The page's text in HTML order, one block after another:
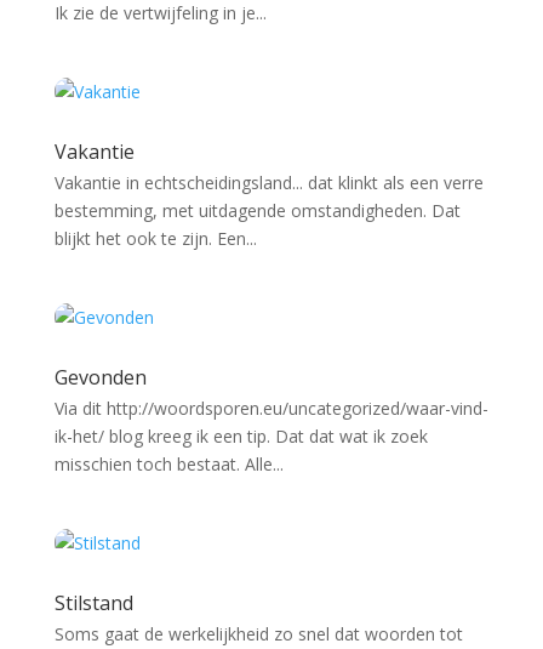
Ik zie de vertwijfeling in je...
Vakantie
Vakantie in echtscheidingsland... dat klinkt als een verre
bestemming, met uitdagende omstandigheden. Dat
blijkt het ook te zijn. Een...
Gevonden
Via dit http://woordsporen.eu/uncategorized/waar-vind-
ik-het/ blog kreeg ik een tip. Dat dat wat ik zoek
misschien toch bestaat. Alle...
Stilstand
Soms gaat de werkelijkheid zo snel dat woorden tot